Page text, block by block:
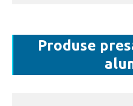
Produse